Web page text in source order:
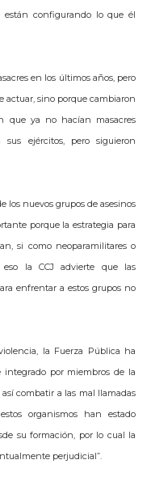
están configurando lo que él
en los últimos años, pero
actuar, sino porque cambiaron
que ya no hacían masacres
ejércitos, pero siguieron
los nuevos grupos de asesinos
porque la estrategia para
si como neoparamilitares o
eso la CCJ advierte que las
enfrentar a estos grupos no
la Fuerza Pública ha
por miembros de la
así combatir a las mal llamadas
organismos han estado
su formación, por lo cual la
perjudicial”.